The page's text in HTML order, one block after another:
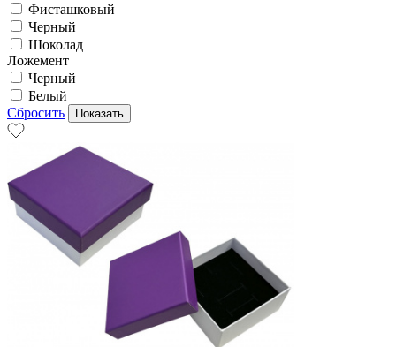
Фисташковый
Черный
Шоколад
Ложемент
Черный
Белый
Сбросить